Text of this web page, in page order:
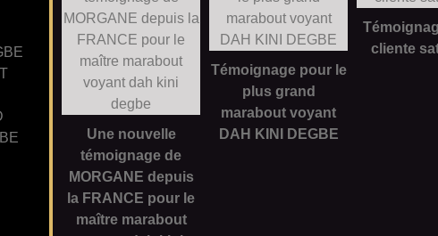
Une nouvelle
témoignage de
MORGANE depuis
la FRANCE pour le
maître marabout
Témoignage pour le
plus grand
marabout voyant
DAH KINI DEGBE
cliente